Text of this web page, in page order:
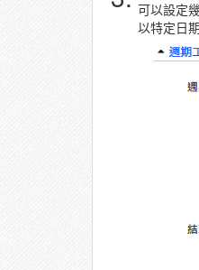
可以設定
以特定日